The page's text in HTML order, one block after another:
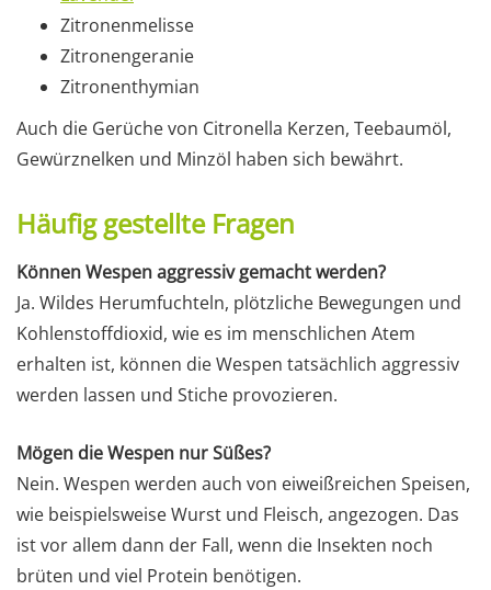
Zitronenmelisse
Zitronengeranie
Zitronenthymian
Auch die Gerüche von Citronella Kerzen, Teebaumöl,
Gewürznelken und Minzöl haben sich bewährt.
Häufig gestellte Fragen
Können Wespen aggressiv gemacht werden?
Ja. Wildes Herumfuchteln, plötzliche Bewegungen und
Kohlenstoffdioxid, wie es im menschlichen Atem
erhalten ist, können die Wespen tatsächlich aggressiv
werden lassen und Stiche provozieren.
Mögen die Wespen nur Süßes?
Nein. Wespen werden auch von eiweißreichen Speisen,
wie beispielsweise Wurst und Fleisch, angezogen. Das
ist vor allem dann der Fall, wenn die Insekten noch
brüten und viel Protein benötigen.